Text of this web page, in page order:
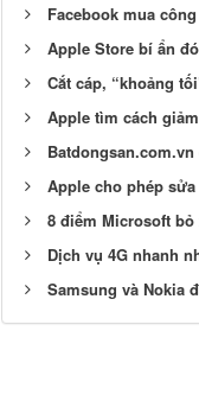
Facebook mua
Apple Store bí ẩn
Cắt cáp, “khoảng
Apple tìm cách
Apple cho phép
8 điểm Microsoft
Dịch vụ 4G nhanh
Samsung và Nokia